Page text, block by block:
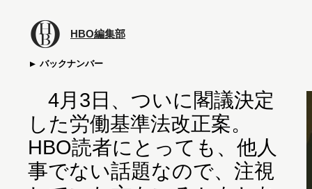
HBO編集部
バックナンバー
4月3日、ついに閣議決定
した労働基準法改正案。
HBO読者にとっても、他人
事でない話題なので、注視